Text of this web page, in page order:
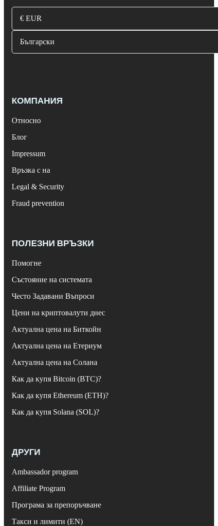
€ EUR
Български
КОМПАНИЯ
Относно
Блог
Impressum
Връзка с на
Legal & Security
Fraud prevention
ПОЛЕЗНИ ВРЪЗКИ
Помогне
Състояние на системата
Често Задавани Въпроси
Цени на криптовалути днес
Актуална цена на Биткойн
Актуална цена на Етериум
Актуална цена на Солана
Как да купя Bitcoin (BTC)?
Как да купя Ethereum (ETH)?
Как да купя Solana (SOL)?
ДРУГИ
Ambassador program
Affiliate Program
Програма за препоръчване
Такси и лимити (EN)